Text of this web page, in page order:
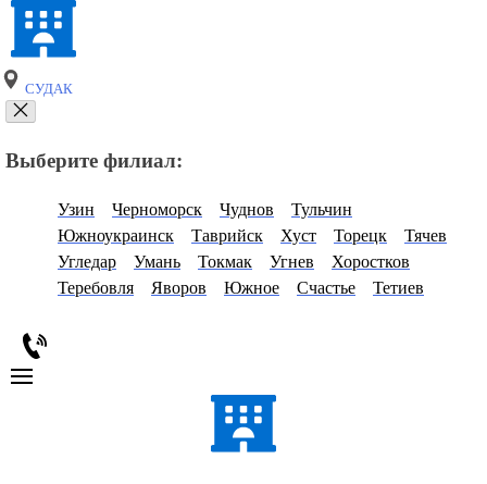
СУДАК
Выберите филиал:
Узин Черноморск Чуднов
Тульчин
Южноукраинск
Таврийск Хуст Торецк
Тячев
Угледар
Умань Токмак Угнев
Хоростков
Теребовля
Яворов Южное Счастье Тетиев